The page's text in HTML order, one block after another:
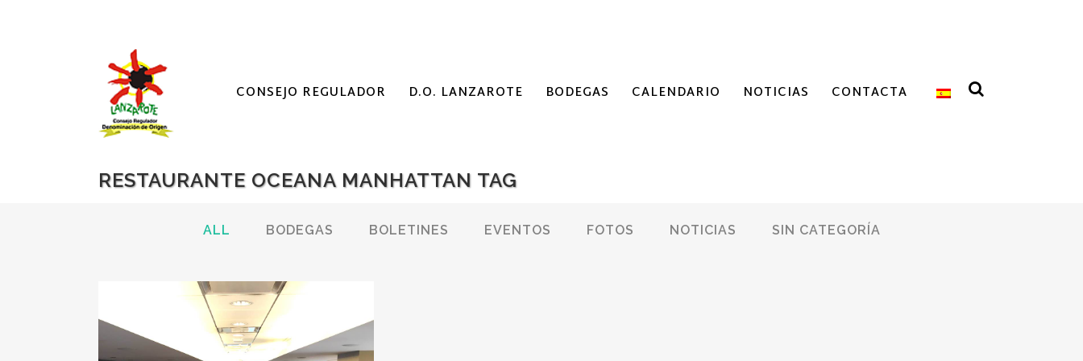
CONSEJO REGULADOR D.O. LANZAROTE BODEGAS CALENDARIO NOTICIAS CONTACTA
RESTAURANTE OCEANA MANHATTAN TAG
ALL BODEGAS BOLETINES EVENTOS FOTOS NOTICIAS SIN CATEGORÍA